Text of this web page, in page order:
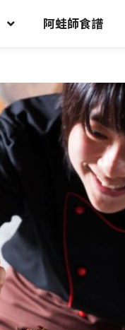
阿蛙師食譜